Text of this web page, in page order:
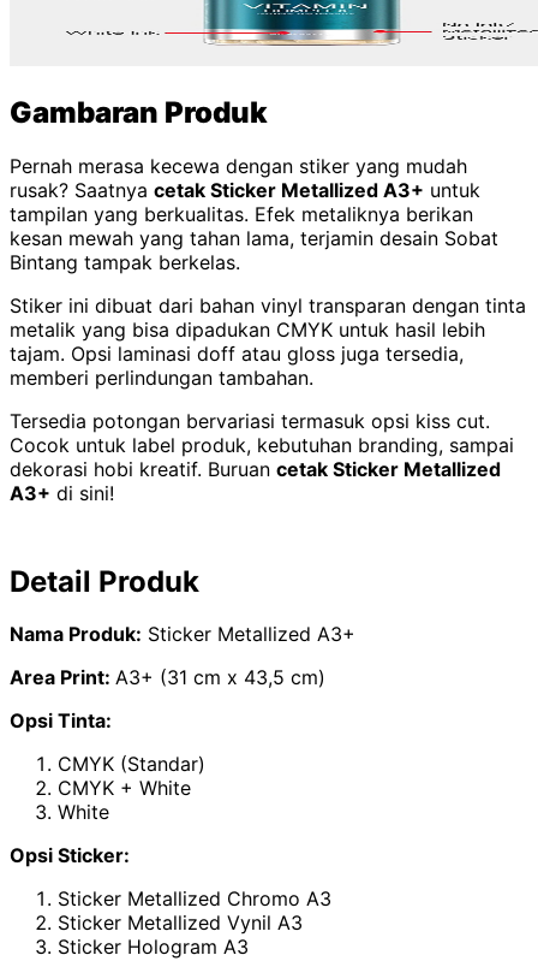
Gambaran Produk
Pernah merasa kecewa dengan stiker yang mudah
rusak? Saatnya cetak Sticker Metallized A3+ untuk
tampilan yang berkualitas. Efek metaliknya berikan
kesan mewah yang tahan lama, terjamin desain Sobat
Bintang tampak berkelas.
Stiker ini dibuat dari bahan vinyl transparan dengan tinta
metalik yang bisa dipadukan CMYK untuk hasil lebih
tajam. Opsi laminasi doff atau gloss juga tersedia,
memberi perlindungan tambahan.
Tersedia potongan bervariasi termasuk opsi kiss cut.
Cocok untuk label produk, kebutuhan branding, sampai
dekorasi hobi kreatif. Buruan cetak Sticker Metallized
A3+ di sini!
Detail Produk
Nama Produk: Sticker Metallized A3+
Area Print: A3+ (31 cm x 43,5 cm)
Opsi Tinta:
CMYK (Standar)
CMYK + White
White
Opsi Sticker:
Sticker Metallized Chromo A3
Sticker Metallized Vynil A3
Sticker Hologram A3